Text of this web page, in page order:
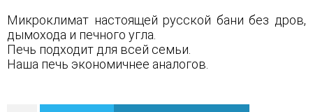
Микроклимат настоящей русской бани без дров,
дымохода и печного угла.
Печь подходит для всей семьи.
Наша печь экономичнее аналогов.